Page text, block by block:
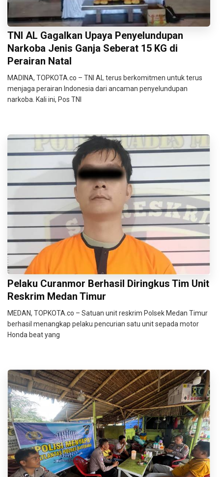
TNI AL Gagalkan Upaya Penyelundupan
Narkoba Jenis Ganja Seberat 15 KG di
Perairan Natal
MADINA, TOPKOTA.co – TNI AL terus berkomitmen untuk terus
menjaga perairan Indonesia dari ancaman penyelundupan
narkoba. Kali ini, Pos TNI
Pelaku Curanmor Berhasil Diringkus Tim Unit
Reskrim Medan Timur
MEDAN, TOPKOTA.co – Satuan unit reskrim Polsek Medan Timur
berhasil menangkap pelaku pencurian satu unit sepada motor
Honda beat yang